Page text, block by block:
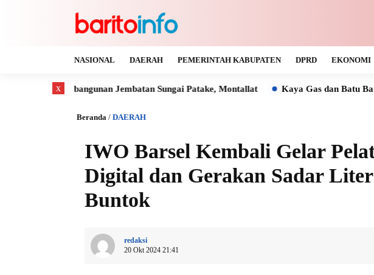
NASIONAL DAERAH PEMERINTAH KABUPATEN DPRD EKONOMI
Jembatan Sungai Patake, Montallat Kaya Gas dan Batu Bara Malah Ikut
Beranda / DAERAH
IWO Barsel Kembali Gelar
Digital dan Gerakan Sadar
Buntok
redaksi
20 Okt 2024 21:41
x